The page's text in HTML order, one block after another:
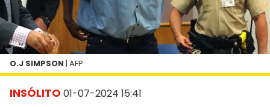
INSÓLITO 01-07-2024 15:41
O.J SIMPSON | AFP